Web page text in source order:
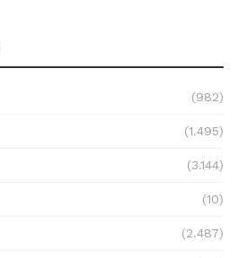
(982)
(1.495)
(3.144)
(10)
(2.487)